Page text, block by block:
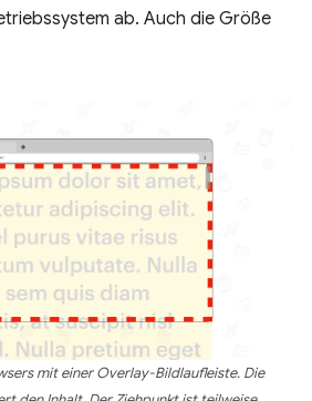
ab. Auch die Größe
mit einer Overlay-Bildlaufleiste. Die